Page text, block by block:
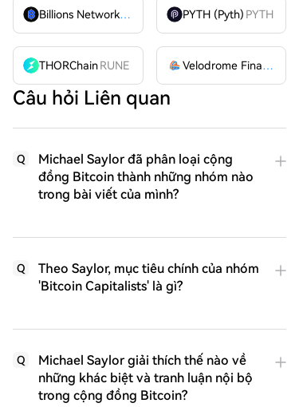
Billions Network
BILL PYTH (Pyth) PYTH
THORChainRUNE Velodrome Finance
Câu hỏi Liên quan
Q
Michael Saylor đã phân loại cộng
đồng Bitcoin thành những nhóm nào
trong bài viết của mình?
Q
Theo Saylor, mục tiêu chính của nhóm
'Bitcoin Capitalists' là gì?
Q
Michael Saylor giải thích thế nào về
những khác biệt và tranh luận nội bộ
trong cộng đồng Bitcoin?